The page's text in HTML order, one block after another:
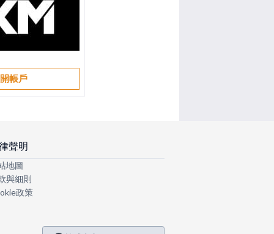
開帳戶
聲明
地圖
與細則
政策